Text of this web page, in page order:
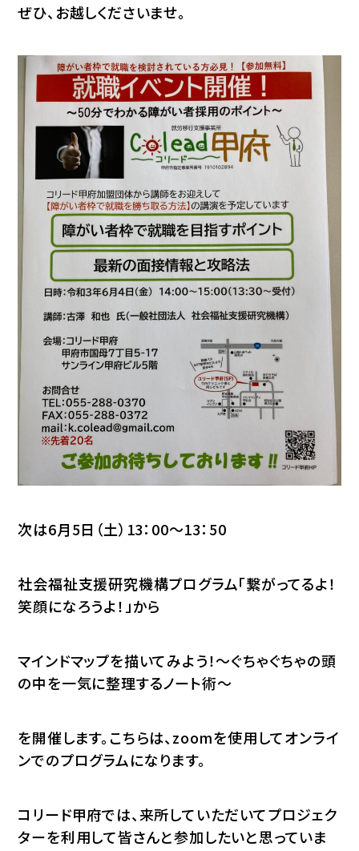
ぜひ、お越しくださいませ。
次は6月5日（土）13：00～13：50
社会福祉支援研究機構プログラム「繋がってるよ！
笑顔になろうよ！」から
マインドマップを描いてみよう！～ぐちゃぐちゃの頭
の中を一気に整理するノート術～
を開催します。こちらは、zoomを使用してオンライ
ンでのプログラムになります。
コリード甲府では、来所していただいてプロジェク
ターを利用して皆さんと参加したいと思っていま